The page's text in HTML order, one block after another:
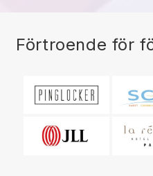
Förtroende för